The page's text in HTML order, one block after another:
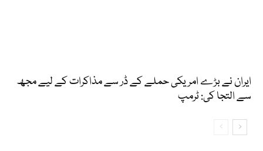
ایران نے بڑے امریکی حملے کے ڈر سے مذاکرات کے لیے مجھ
سے التجا کی: ٹرمپ